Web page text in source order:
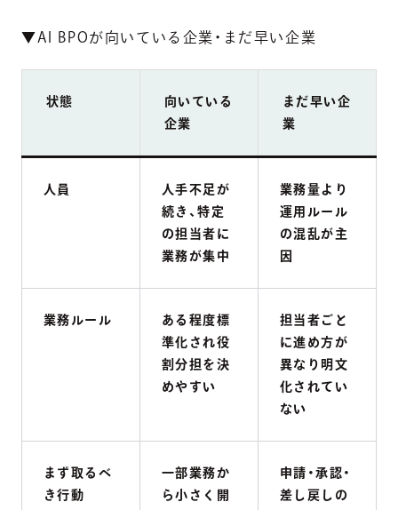
▼AI BPOが向いている企業・まだ早い企業
状態
向いている
企業
まだ早い企
業
人員
人手不足が
続き、特定
の担当者に
業務が集中
業務量より
運用ルール
の混乱が主
因
業務ルール
ある程度標
準化され役
割分担を決
めやすい
担当者ごと
に進め方が
異なり明文
化されてい
ない
まず取るべ
き行動
一部業務か
ら小さく開
申請・承認・
差し戻しの